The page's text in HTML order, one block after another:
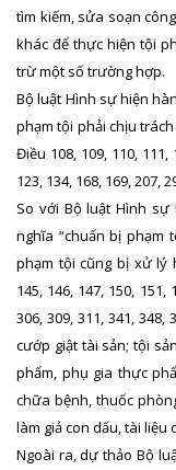
tìm kiếm, sửa soạn
khác để thực hiện tội
trừ một số trường hợp.
Bộ luật Hình sự hiện
phạm tội phải chịu
Điều 108, 109, 110, 111,
123, 134, 168, 169, 207,
So với Bộ luật Hình
nghĩa “chuẩn bị phạm
phạm tội cũng bị xử lý
145, 146, 147, 150, 151,
306, 309, 311, 341,
cướp giật tài sản; tội
phẩm, phụ gia thực
chữa bệnh, thuốc
làm giả con dấu, tài liệu
Ngoài ra, dự thảo Bộ